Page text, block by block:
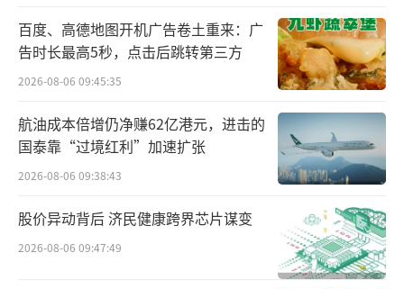
百度、高德地图开机广告卷土重来：广
告时长最高5秒，点击后跳转第三方
2026-08-06 09:45:35
航油成本倍增仍净赚62亿港元，进击的
国泰靠“过境红利”加速扩张
2026-08-06 09:38:43
股价异动背后 济民健康跨界芯片谋变
2026-08-06 09:47:49